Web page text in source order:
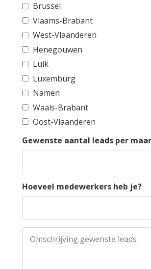
Brussel
Vlaams-Brabant
West-Vlaanderen
Henegouwen
Luik
Luxemburg
Namen
Waals-Brabant
Oost-Vlaanderen
Gewenste aantal leads per
Hoeveel medewerkers heb je?
Omschrijving gewenste leads